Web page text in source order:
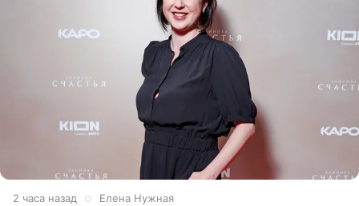
2 часа назад Елена Нужная